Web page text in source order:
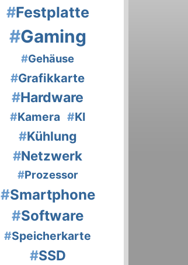
#Festplatte
#Gaming
#Gehäuse
#Grafikkarte
#Hardware
#Kamera #KI
#Kühlung
#Netzwerk
#Prozessor
#Smartphone
#Software
#Speicherkarte
#SSD